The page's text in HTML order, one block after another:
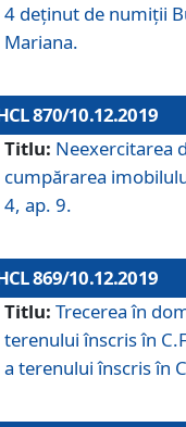
4 deţinut de numiţii
Mariana.
870/10.12.2019
Titlu: Neexercitarea
cumpărarea
4, ap. 9.
869/10.12.2019
Titlu: Trecerea în
terenului înscris în
a terenului înscris în